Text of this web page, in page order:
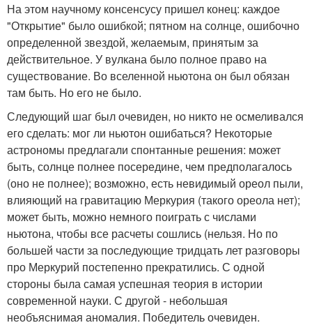
На этом научному консенсусу пришел конец: каждое
"Открытие" было ошибкой; пятном на солнце, ошибочно
определенной звездой, желаемым, принятым за
действительное. У вулкана было полное право на
существование. Во вселенной ньютона он был обязан
там быть. Но его не было.
Следующий шаг был очевиден, но никто не осмеливался
его сделать: мог ли ньютон ошибаться? Некоторые
астрономы предлагали спонтанные решения: может
быть, солнце полнее посередине, чем предполагалось
(оно не полнее); возможно, есть невидимый ореол пыли,
влияющий на гравитацию Меркурия (такого ореола нет);
может быть, можно немного поиграть с числами
ньютона, чтобы все расчеты сошлись (нельзя. Но по
большей части за последующие тридцать лет разговоры
про Меркурий постепенно прекратились. С одной
стороны была самая успешная теория в истории
современной науки. С другой - небольшая
необъяснимая аномалия. Победитель очевиден.